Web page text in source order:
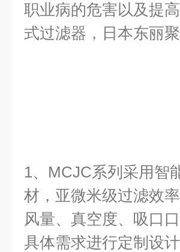
职业病的危害以及提
式过滤器，日本东丽
1、MCJC系列采用智
材，亚微米级过滤效
风量、真空度、吸口
具体需求进行定制设计